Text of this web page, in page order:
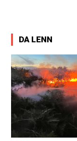
DA LENN